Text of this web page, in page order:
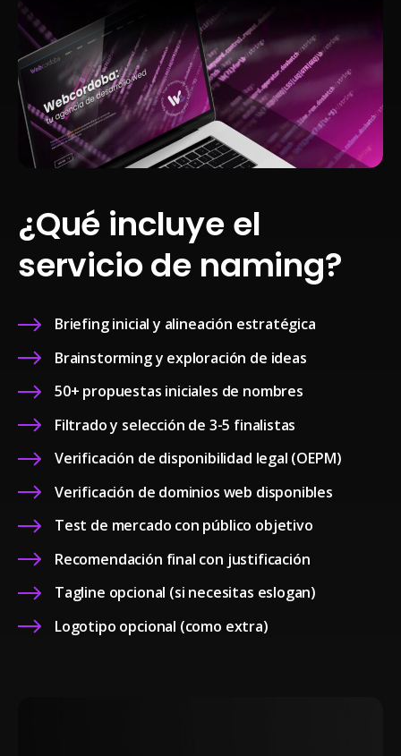
¿Qué incluye el
servicio de naming?
Briefing inicial y alineación estratégica
Brainstorming y exploración de ideas
50+ propuestas iniciales de nombres
Filtrado y selección de 3-5 finalistas
Verificación de disponibilidad legal (OEPM)
Verificación de dominios web disponibles
Test de mercado con público objetivo
Recomendación final con justificación
Tagline opcional (si necesitas eslogan)
Logotipo opcional (como extra)